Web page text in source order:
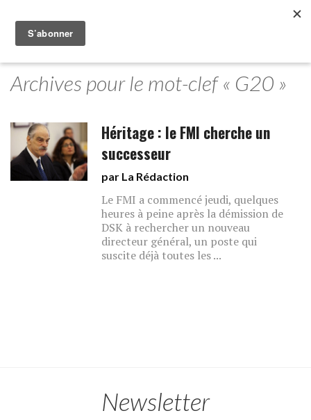
Archives pour le mot-clef « G20 »
Héritage : le FMI cherche un
successeur
par La Rédaction
Le FMI a commencé jeudi, quelques
heures à peine après la démission de
DSK à rechercher un nouveau
directeur général, un poste qui
suscite déjà toutes les ...
Newsletter